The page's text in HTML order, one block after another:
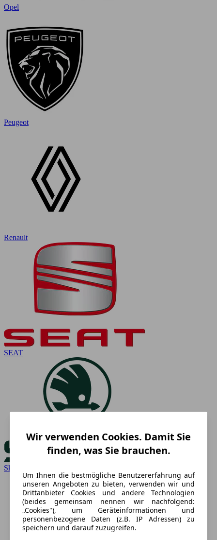
Opel
Peugeot
Renault
SEAT
Skoda
Wir verwenden Cookies. Damit Sie
finden, was Sie brauchen.
Um Ihnen die bestmögliche Benutzererfahrung auf
unseren Angeboten zu bieten, verwenden wir und
Drittanbieter Cookies und andere Technologien
(beides gemeinsam nennen wir nachfolgend:
„Cookies"), um Geräteinformationen und
personenbezogene Daten (z.B. IP Adressen) zu
speichern und darauf zuzugreifen.